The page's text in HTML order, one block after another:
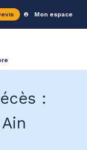
Mon espace
: